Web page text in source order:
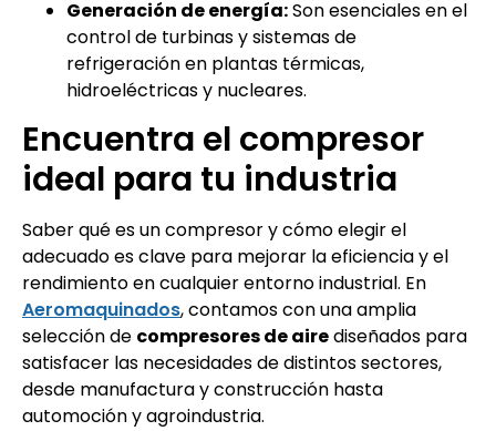
Generación de energía:Son esenciales en el
control de turbinas y sistemas de
refrigeración en plantas térmicas,
hidroeléctricas y nucleares.
Encuentra el compresor
ideal para tu industria
Saber qué es un compresor y cómo elegir el
adecuado es clave para mejorar la eficiencia y el
rendimiento en cualquier entorno industrial. En
Aeromaquinados, contamos con una amplia
selección de compresores de airediseñados para
satisfacer las necesidades de distintos sectores,
desde manufactura y construcción hasta
automoción y agroindustria.